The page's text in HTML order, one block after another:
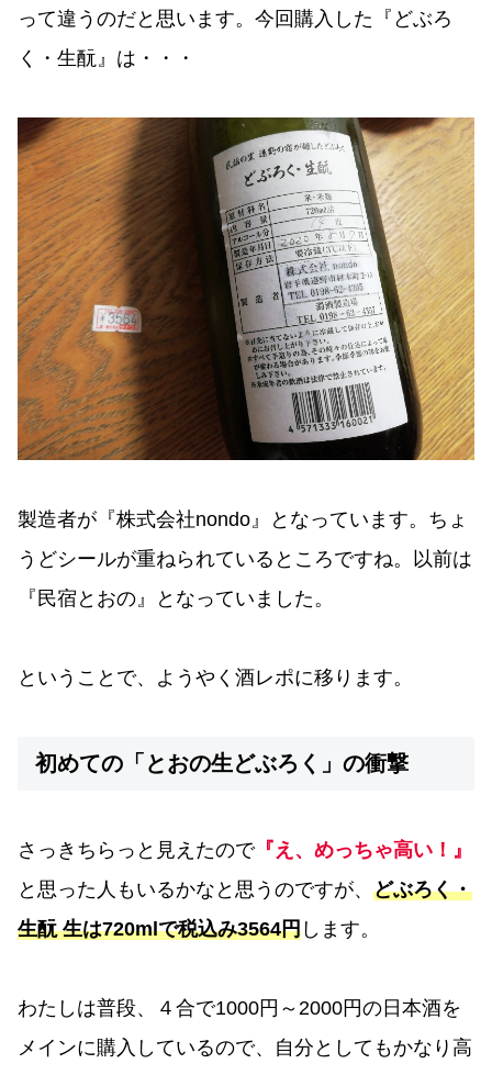
って違うのだと思います。今回購入した『どぶろ
く・生酛』は・・・
製造者が『株式会社nondo』となっています。ちょ
うどシールが重ねられているところですね。以前は
『民宿とおの』となっていました。
ということで、ようやく酒レポに移ります。
初めての「とおの生どぶろく」の衝撃
さっきちらっと見えたので『え、めっちゃ高い！』
と思った人もいるかなと思うのですが、 どぶろく・
生酛 生は720mlで税込み3564円 します。
わたしは普段、４合で1000円～2000円の日本酒を
メインに購入しているので、自分としてもかなり高